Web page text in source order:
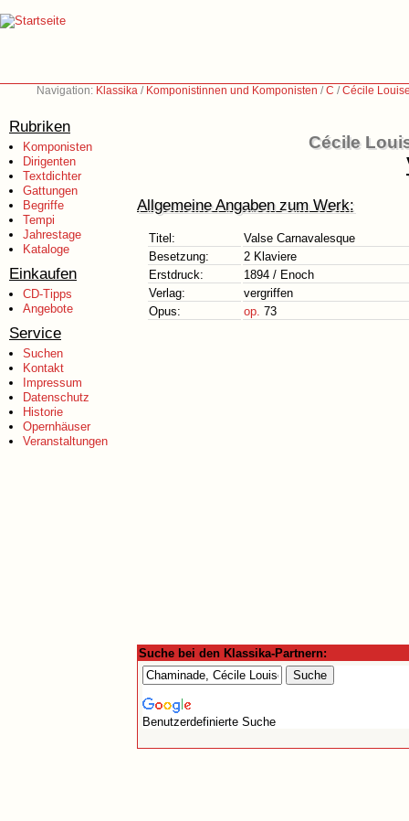
Navigation: Klassika / Komponistinnen und Komponisten /C /Cécile
Rubriken
Komponisten
Dirigenten
Textdichter
Gattungen
Begriffe
Tempi
Jahrestage
Kataloge
Einkaufen
CD-Tipps
Angebote
Service
Suchen
Kontakt
Impressum
Datenschutz
Historie
Opernhäuser
Veranstaltungen
Cécile
Allgemeine Angaben zum Werk:
Titel:
Valse Carnavalesque
Besetzung:
2 Klaviere
Erstdruck:
1894 / Enoch
Verlag:
vergriffen
Opus:
op. 73
Suche bei den Klassika-Partnern:
Benutzerdefinierte Suche